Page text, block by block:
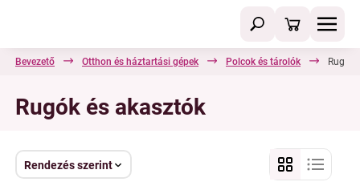
Bevezető Otthon és háztartási gépek Polcok és tárolók Rugók
Rugók és akasztók
Rendezés szerint